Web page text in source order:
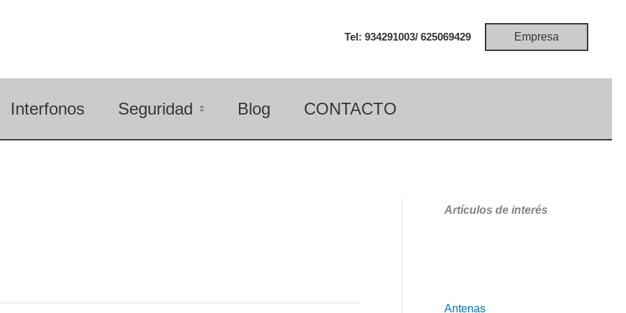
Tel: 934291003/ 625069429 Empresa
Interfonos Seguridad Blog CONTACTO
Artículos de interés
Antenas